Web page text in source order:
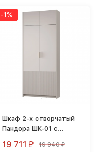
-1%
Шкаф 2-х створчатый
Пандора ШК-01 с
(1010х2400х356мм)
19 711 ₽ 19 940₽